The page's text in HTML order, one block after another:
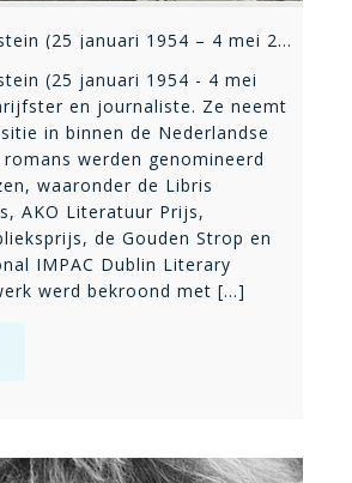
Renate Dorrestein (25 januari 1954 – 4 mei 2018)
(25 januari 1954 - 4 mei
en journaliste. Ze neemt
in binnen de Nederlandse
werden genomineerd
waaronder de Libris
AKO Literatuur Prijs,
de Gouden Strop en
IMPAC Dublin Literary
werd bekroond met [...]